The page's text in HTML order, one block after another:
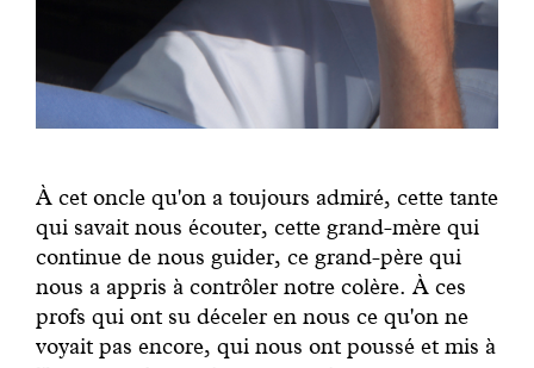
À cet oncle qu'on a toujours admi­ré, cette tante
qui savait nous écouter, cette grand-mère qui
continue de nous guider, ce grand-père qui
nous a appris à contrôler notre colère. À ces
profs qui ont su déceler en nous ce qu'on ne
voyait pas encore, qui nous ont poussé et mis à